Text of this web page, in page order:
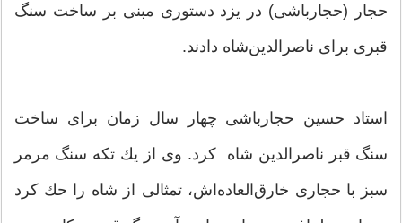
حجار (حجارباشی) در یزد دستوری مبنی بر ساخت سنگ
قبری برای ناصرالدین‌شاه دادند.
استاد حسین حجارباشی چهار سال زمان برای ساخت
سنگ قبر ناصرالدین شاه كرد. وی از یك تكه سنگ مرمر
سبز با حجاری خارق‌العاده‌اش، تمثالی از شاه را حك كرد